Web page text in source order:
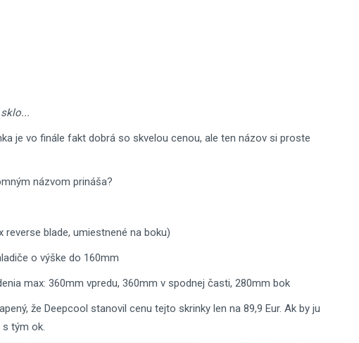
je vo finále fakt dobrá so skvelou cenou, ale ten názov si proste
názvom prináša?
blade, umiestnené na boku)
o výške do 160mm
360mm vpredu, 360mm v spodnej časti, 280mm bok
že Deepcool stanovil cenu tejto skrinky len na 89,9 Eur. Ak by ju
s tým ok.